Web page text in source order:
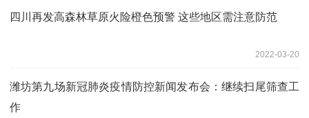
四川再发高森林草原火险橙色预警 这些地区需注意防范
2022-03-20
潍坊第九场新冠肺炎疫情防控新闻发布会：继续扫尾筛查工
作